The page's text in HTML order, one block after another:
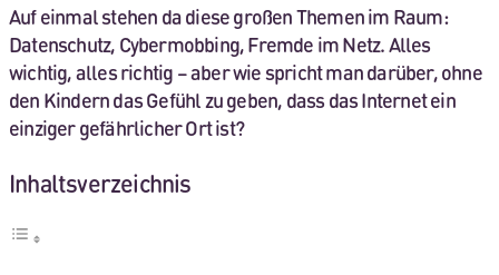
Auf einmal stehen da diese großen Themen im Raum:
Datenschutz, Cybermobbing, Fremde im Netz. Alles
wichtig, alles richtig – aber wie spricht man darüber, ohne
den Kindern das Gefühl zu geben, dass das Internet ein
einziger gefährlicher Ort ist?
Inhaltsverzeichnis